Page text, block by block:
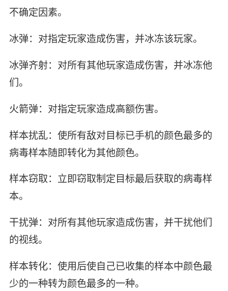
不确定因素。
冰弹：对指定玩家造成伤害，并冰冻该玩家。
冰弹齐射：对所有其他玩家造成伤害，并冰冻他
们。
火箭弹：对指定玩家造成高额伤害。
样本扰乱：使所有敌对目标已手机的颜色最多的
病毒样本随即转化为其他颜色。
样本窃取：立即窃取制定目标最后获取的病毒样
本。
干扰弹：对所有其他玩家造成伤害，并干扰他们
的视线。
样本转化：使用后使自己已收集的样本中颜色最
少的一种转为颜色最多的一种。